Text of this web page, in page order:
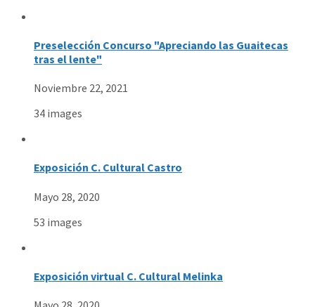
Preselección Concurso "Apreciando las Guaitecas
tras el lente"
Noviembre 22, 2021
34 images
Exposición C. Cultural Castro
Mayo 28, 2020
53 images
Exposición virtual C. Cultural Melinka